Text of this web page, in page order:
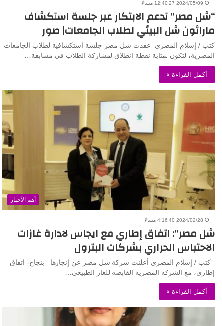
2024/05/09 12:40:27 مساءً
“شل مصر” تدعم الابتكار عبر جلسة استكشاف
ماراثون شل البيئي لطلاب الجامعات| صور
كتب / إسلام المصري عقدت شل مصر جلسة استكشافية لطلاب الجامعات
المصرية، لتكون بمثابة نقطة انطلاق لمشاركة الطلاب في مسابقة…
أكمل القراءة »
أهم الأخبار
2024/02/28 4:16:40 مساءً
شل مصر”: اتفاق إطاري مع ايجاس لادارة غازات
الاحتباس الحراري بشركات البترول
كتب / إسلام المصري أعلنت شركة شل مصر عن إنجازها –بنجاح- اتفاق
إطاري، مع الشركة المصرية القابضة للغاز الطبيعي…
أكمل القراءة »